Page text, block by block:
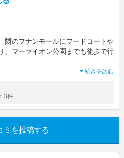
隣のフナンモールにフードコートや
、マーライオン公園までも徒歩で行
続きを読む
3件
ミを投稿する